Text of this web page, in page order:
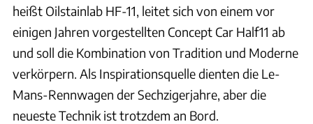
heißt Oilstainlab HF-11, leitet sich von einem vor
einigen Jahren vorgestellten Concept Car Half11 ab
und soll die Kombination von Tradition und Moderne
verkörpern. Als Inspirationsquelle dienten die Le-
Mans-Rennwagen der Sechzigerjahre, aber die
neueste Technik ist trotzdem an Bord.